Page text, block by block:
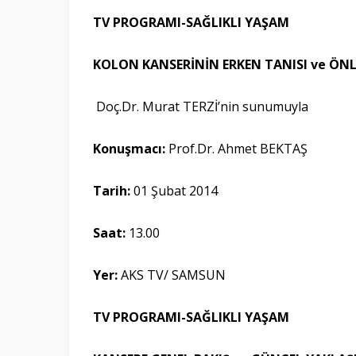
TV PROGRAMI-SAĞLIKLI YAŞAM
KOLON KANSERİNİN ERKEN TANISI ve
Doç.Dr. Murat TERZİ’nin sunumuyla
Konuşmacı: Prof.Dr. Ahmet BEKTAŞ
Tarih:01 Şubat 2014
Saat: 13.00
Yer:AKS TV/ SAMSUN
TV PROGRAMI-SAĞLIKLI YAŞAM